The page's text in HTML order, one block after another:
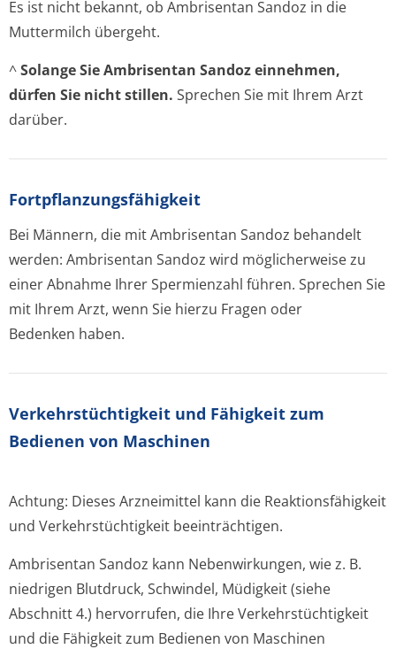
Es ist nicht bekannt, ob Ambrisentan Sandoz in die
Muttermilch übergeht.
^Solange Sie Ambrisentan Sandoz einnehmen,
dürfen Sie nicht stillen. Sprechen Sie mit Ihrem Arzt
darüber.
Fortpflanzungsfähig­keit
Bei Männern, die mit Ambrisentan Sandoz behandelt
werden: Ambrisentan Sandoz wird möglicherweise zu
einer Abnahme Ihrer Spermienzahl führen. Sprechen Sie
mit Ihrem Arzt, wenn Sie hierzu Fragen oder
Bedenken haben.
Verkehrstüchtig­keit und Fähigkeit zum
Bedienen von Maschinen
Achtung: Dieses Arzneimittel kann die Reaktionsfähigkeit
und Verkehrstüchtigkeit beeinträchtigen.
Ambrisentan Sandoz kann Nebenwirkungen, wie z. B.
niedrigen Blutdruck, Schwindel, Müdigkeit (siehe
Abschnitt 4.) hervorrufen, die Ihre Verkehrstüchtigkeit
und die Fähigkeit zum Bedienen von Maschinen